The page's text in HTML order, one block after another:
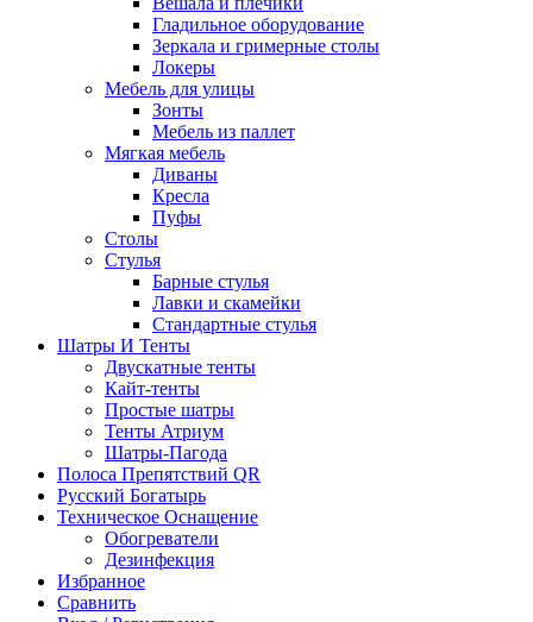
Гладильное оборудование
Зеркала и гримерные столы
Локеры
Мебель для улицы
Зонты
Мебель из паллет
Мягкая мебель
Диваны
Кресла
Пуфы
Столы
Стулья
Барные стулья
Лавки и скамейки
Стандартные стулья
Шатры И Тенты
Двускатные тенты
Кайт-тенты
Простые шатры
Тенты Атриум
Шатры-Пагода
Полоса Препятствий QR
Русский Богатырь
Техническое Оснащение
Обогреватели
Дезинфекция
Избранное
Сравнить